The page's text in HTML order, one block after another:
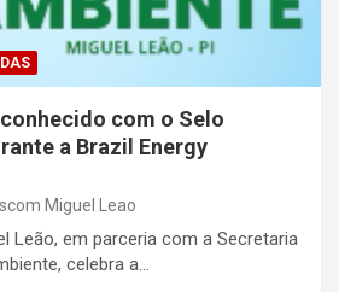
com o Selo
a Brazil Energy
Miguel Leao
Leão, em parceria com a Secretaria
celebra a…